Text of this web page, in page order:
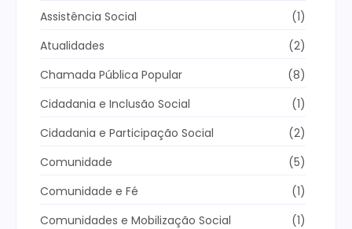
Assistência Social
(1)
Atualidades
(2)
Chamada Pública Popular
(8)
Cidadania e Inclusão Social
(1)
Cidadania e Participação Social
(2)
Comunidade
(5)
Comunidade e Fé
(1)
Comunidades e Mobilização Social
(1)